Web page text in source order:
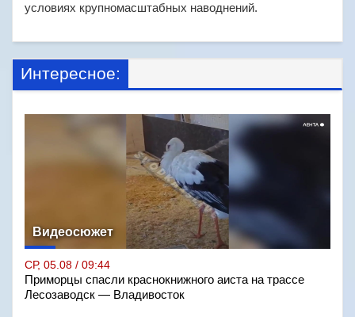
условиях крупномасштабных наводнений.
Интересное:
Видеосюжет
СР, 05.08 / 09:44
Приморцы спасли краснокнижного аиста на трассе
Лесозаводск — Владивосток